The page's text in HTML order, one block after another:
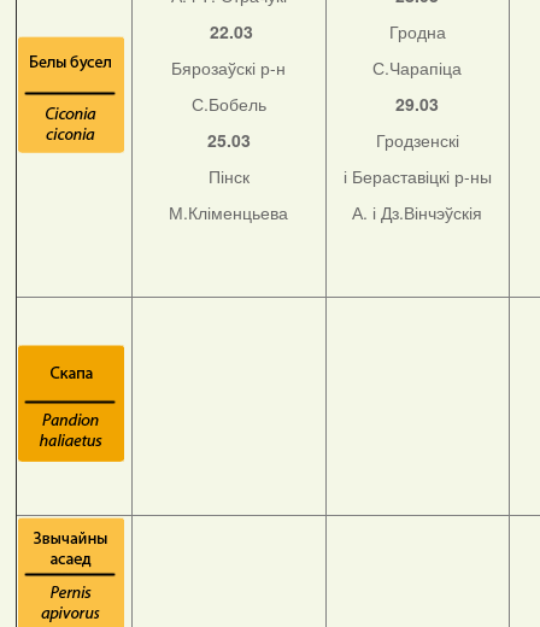
22.03
Бярозаўскі р-н
С.Бобель
25.03
Пінск
М.Кліменцьева
Гродна
С.Чарапіца
29.03
Гродзенскі
і Бераставіцкі р-ны
А. і Дз.Вінчэўскія